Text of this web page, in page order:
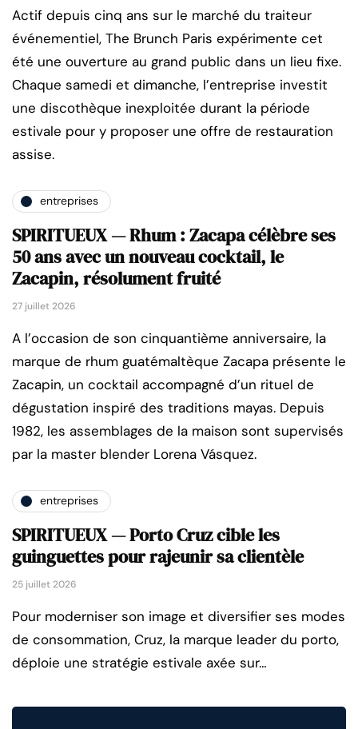
Actif depuis cinq ans sur le marché du traiteur
événementiel, The Brunch Paris expérimente cet
été une ouverture au grand public dans un lieu fixe.
Chaque samedi et dimanche, l’entreprise investit
une discothèque inexploitée durant la période
estivale pour y proposer une offre de restauration
assise.
entreprises
SPIRITUEUX — Rhum : Zacapa célèbre ses
50 ans avec un nouveau cocktail, le
Zacapin, résolument fruité
27 juillet 2026
A l’occasion de son cinquantième anniversaire, la
marque de rhum guatémaltèque Zacapa présente le
Zacapin, un cocktail accompagné d’un rituel de
dégustation inspiré des traditions mayas. Depuis
1982, les assemblages de la maison sont supervisés
par la master blender Lorena Vásquez.
entreprises
SPIRITUEUX — Porto Cruz cible les
guinguettes pour rajeunir sa clientèle
25 juillet 2026
Pour moderniser son image et diversifier ses modes
de consommation, Cruz, la marque leader du porto,
déploie une stratégie estivale axée sur…